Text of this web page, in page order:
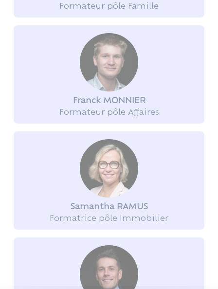
Formateur pôle Famille
Franck MONNIER
Formateur pôle Affaires
Samantha RAMUS
Formatrice pôle Immobilier